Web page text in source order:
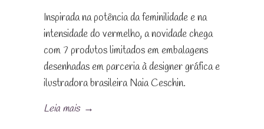
Inspirada na potência da feminilidade e na
intensidade do vermelho, a novidade chega
com 7 produtos limitados em embalagens
desenhadas em parceria à designer gráfica e
ilustradora brasileira Naia Ceschin.
Leia mais →